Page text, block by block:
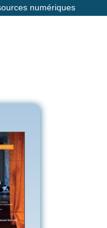
numériques